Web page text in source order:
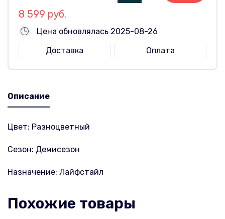
8 599 руб.
Цена обновлялась 2025-08-26
Доставка
Оплата
Описание
Цвет: Разноцветный
Сезон: Демисезон
Назначение: Лайфстайл
Похожие товары